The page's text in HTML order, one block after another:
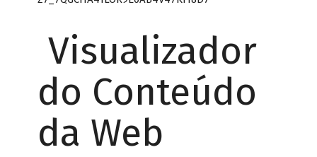
Visualizador
do Conteúdo
da Web